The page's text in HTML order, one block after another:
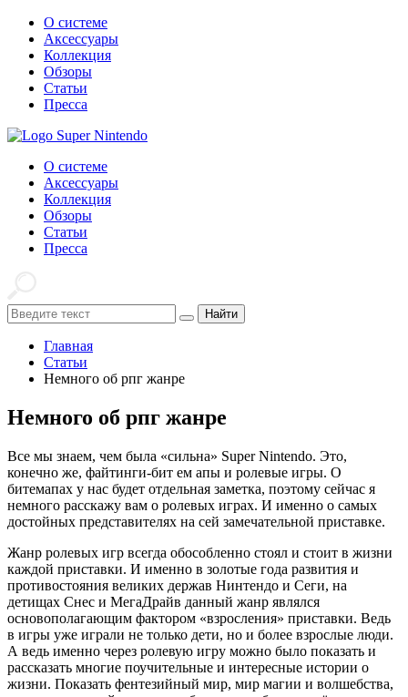
О системе
Аксессуары
Коллекция
Обзоры
Статьи
Пресса
О системе
Аксессуары
Коллекция
Обзоры
Статьи
Пресса
Найти
Главная
Статьи
Немного об рпг жанре
Немного об рпг жанре
Все мы знаем, чем была «сильна» Super Nintendo. Это,
конечно же, файтинги-бит ем апы и ролевые игры. О
битемапах у нас будет отдельная заметка, поэтому сейчас я
немного расскажу вам о ролевых играх. И именно о самых
достойных представителях на сей замечательной приставке.
Жанр ролевых игр всегда обособленно стоял и стоит в жизни
каждой приставки. И именно в золотые года развития и
противостояния великих держав Нинтендо и Сеги, на
детищах Снес и МегаДрайв данный жанр являлся
основополагающим фактором «взросления» приставки. Ведь
в игры уже играли не только дети, но и более взрослые люди.
А ведь именно через ролевую игру можно было показать и
рассказать многие поучительные и интересные истории о
жизни. Показать фентезийный мир, мир магии и волшебства,